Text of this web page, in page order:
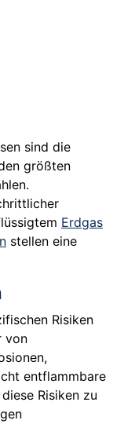
sind die
größten
Erdgas
stellen eine
Risiken
von
entflammbare
Risiken zu